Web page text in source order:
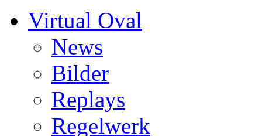
Virtual Oval
News
Bilder
Replays
Regelwerk